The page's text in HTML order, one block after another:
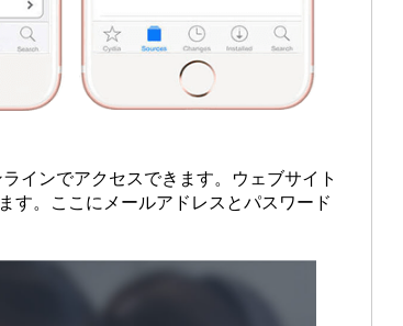
インでアクセスできます。ウェブサイト
す。ここにメールアドレスとパスワード